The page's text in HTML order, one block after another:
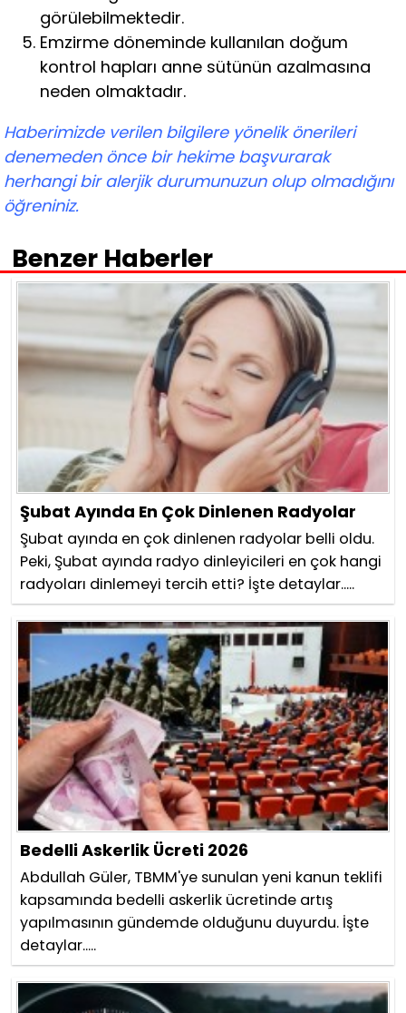
görülebilmektedir.
Emzirme döneminde kullanılan doğum
kontrol hapları anne sütünün azalmasına
neden olmaktadır.
Haberimizde verilen bilgilere yönelik önerileri
denemeden önce bir hekime başvurarak
herhangi bir alerjik durumunuzun olup olmadığını
öğreniniz.
Benzer Haberler
Şubat Ayında En Çok Dinlenen Radyolar
Şubat ayında en çok dinlenen radyolar belli oldu.
Peki, Şubat ayında radyo dinleyicileri en çok hangi
radyoları dinlemeyi tercih etti? İşte detaylar.....
Bedelli Askerlik Ücreti 2026
Abdullah Güler, TBMM'ye sunulan yeni kanun teklifi
kapsamında bedelli askerlik ücretinde artış
yapılmasının gündemde olduğunu duyurdu. İşte
detaylar.....